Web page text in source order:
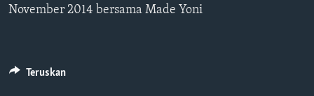
November 2014 bersama Made Yoni
Teruskan